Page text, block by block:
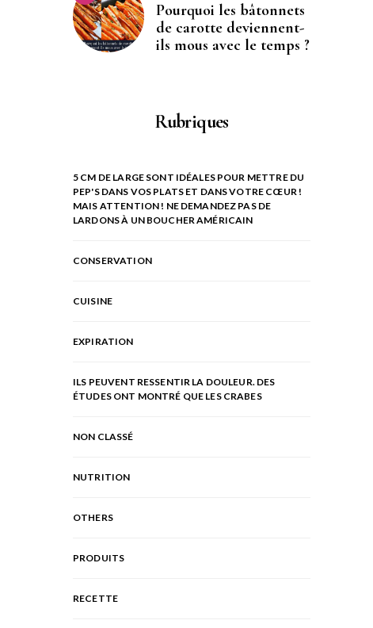
Pourquoi les bâtonnets
de carotte deviennent-
ils mous avec le temps ?
Rubriques
5 CM DE LARGE SONT IDÉALES POUR METTRE DU
PEP'S DANS VOS PLATS ET DANS VOTRE CŒUR !
MAIS ATTENTION ! NE DEMANDEZ PAS DE
LARDONS À UN BOUCHER AMÉRICAIN
CONSERVATION
CUISINE
EXPIRATION
ILS PEUVENT RESSENTIR LA DOULEUR. DES
ÉTUDES ONT MONTRÉ QUE LES CRABES
NON CLASSÉ
NUTRITION
OTHERS
PRODUITS
RECETTE